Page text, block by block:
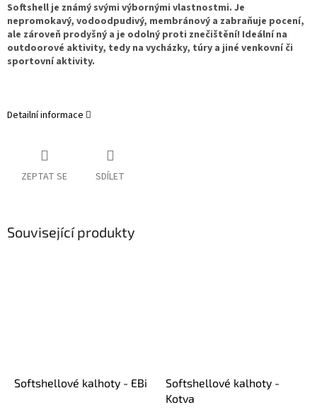
Softshell je známý svými výbornými vlastnostmi. Je
nepromokavý, vodoodpudivý, membránový a zabraňuje pocení,
ale zároveň prodyšný a je odolný proti znečištění! Ideální na
outdoorové aktivity, tedy na vycházky, túry a jiné venkovní či
sportovní aktivity.
Detailní informace
ZEPTAT SE SDÍLET
Související produkty
Softshellové kalhoty - EBi
Softshellové kalhoty -
Kotva